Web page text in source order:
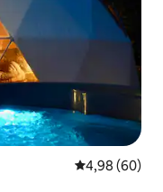
Évaluation
4,98 (60)